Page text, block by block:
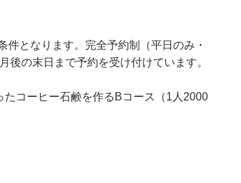
となります。完全予約制（平日のみ・
後の末日まで予約を受け付けています。
コーヒー石鹸を作るBコース（1人2000